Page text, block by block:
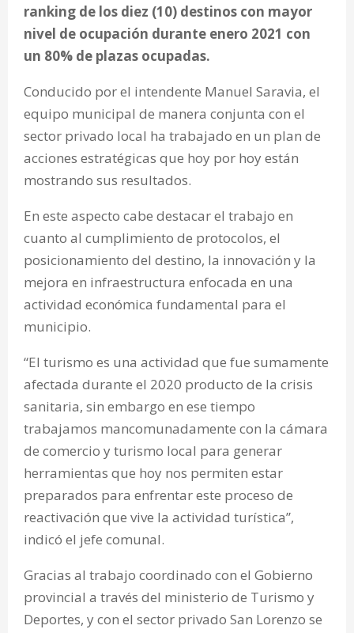
ranking de los diez (10) destinos con mayor
nivel de ocupación durante enero 2021 con
un 80% de plazas ocupadas.
Conducido por el intendente Manuel Saravia, el
equipo municipal de manera conjunta con el
sector privado local ha trabajado en un plan de
acciones estratégicas que hoy por hoy están
mostrando sus resultados.
En este aspecto cabe destacar el trabajo en
cuanto al cumplimiento de protocolos, el
posicionamiento del destino, la innovación y la
mejora en infraestructura enfocada en una
actividad económica fundamental para el
municipio.
“El turismo es una actividad que fue sumamente
afectada durante el 2020 producto de la crisis
sanitaria, sin embargo en ese tiempo
trabajamos mancomunadamente con la cámara
de comercio y turismo local para generar
herramientas que hoy nos permiten estar
preparados para enfrentar este proceso de
reactivación que vive la actividad turística”,
indicó el jefe comunal.
Gracias al trabajo coordinado con el Gobierno
provincial a través del ministerio de Turismo y
Deportes, y con el sector privado San Lorenzo se